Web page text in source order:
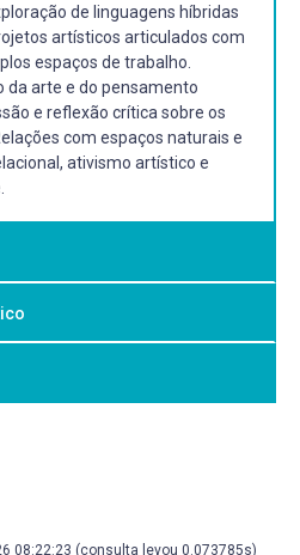
de linguagens híbridas
artísticos articulados com
espaços de trabalho.
da arte e do pensamento
e reflexão crítica sobre os
com espaços naturais e
ativismo artístico e
de investigações artísticas em
artísticas;
08:22:23 (consulta levou 0.073785s)